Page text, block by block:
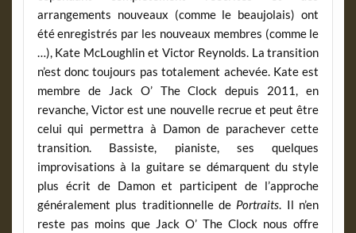
arrangements nouveaux (comme le beaujolais) ont
été enregistrés par les nouveaux membres (comme le
…), Kate McLoughlin et Victor Reynolds. La transition
n’est donc toujours pas totalement achevée. Kate est
membre de Jack O’ The Clock depuis 2011, en
revanche, Victor est une nouvelle recrue et peut être
celui qui permettra à Damon de parachever cette
transition. Bassiste, pianiste, ses quelques
improvisations à la guitare se démarquent du style
plus écrit de Damon et participent de l’approche
généralement plus traditionnelle de Portraits. Il n’en
reste pas moins que Jack O’ The Clock nous offre